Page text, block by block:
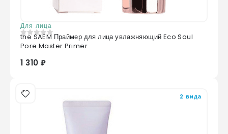
Для лица
0 из 5
the SAEM Праймер для лица увлажняющий Eco Soul
Pore Master Primer
1 310 ₽
2 вида